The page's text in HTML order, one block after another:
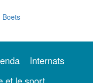
Boets
Internats